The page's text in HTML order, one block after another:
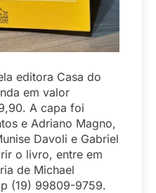
editora Casa do
em valor
A capa foi
e Adriano Magno,
Davoli e Gabriel
o livro, entre em
de Michael
(19) 99809-9759.